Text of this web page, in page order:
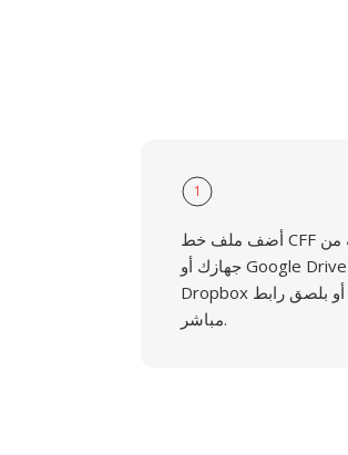
1
أضف ملف خط CFF برفعه من
جهازك أو Google Drive أو
Dropbox أو بلصق رابط
مباشر.